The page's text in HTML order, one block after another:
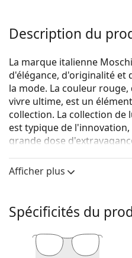
Description du
La marque italienne
d'élégance, d'originalité et
la mode. La couleur
vivre ultime, est un
collection. La collection de
est typique de
grande dose
Moschino Love MOL585
pour femmes.
La couleur noire de la
blonds clairs, châtains
Les montures carrées
Afficher plus
Spécificités du